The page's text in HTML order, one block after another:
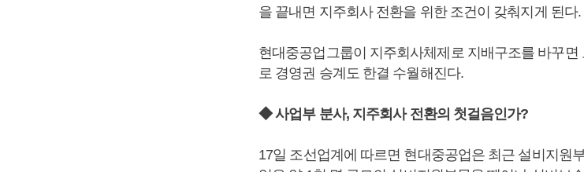
을 끝내면 지주회사 전환을 위한 조건이 갖춰지게 된다.
현대중공업그룹이 지주회사체제로 지배구조를 바꾸
로 경영권 승계도 한결 수월해진다.
◆ 사업부 분사, 지주회사 전환의 첫걸음인가?
17일 조선업계에 따르면 현대중공업은 최근 설비지원